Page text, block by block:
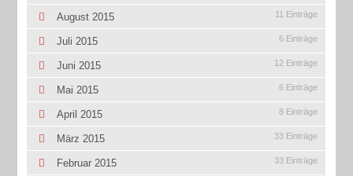
August 2015 11 Einträge
Juli 2015 6 Einträge
Juni 2015 12 Einträge
Mai 2015 6 Einträge
April 2015 8 Einträge
März 2015 33 Einträge
Februar 2015 33 Einträge